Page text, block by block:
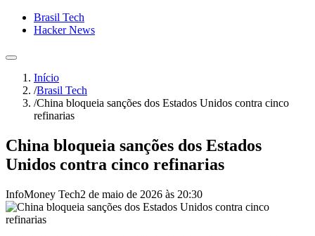
Brasil Tech
Hacker News
Início
/Brasil Tech
/China bloqueia sanções dos Estados Unidos contra cinco
refinarias
China bloqueia sanções dos Estados
Unidos contra cinco refinarias
InfoMoney Tech2 de maio de 2026 às 20:30